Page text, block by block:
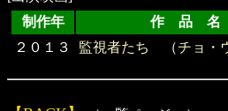
制作年
作 品 名
２０１３
監視者たち （チョ・